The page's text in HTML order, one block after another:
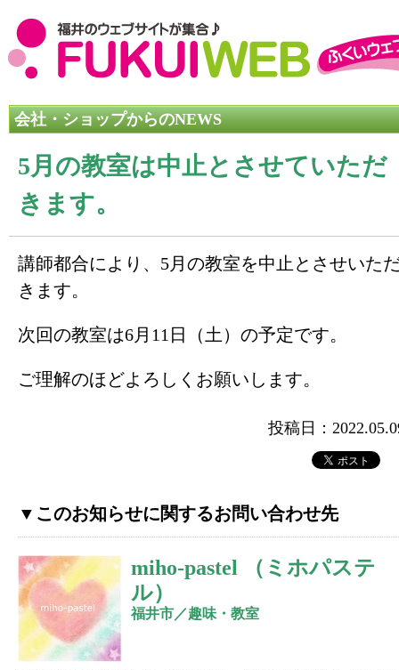
会社・ショップからのNEWS
5月の教室は中止とさせていただ
きます。
講師都合により、5月の教室を中止とさせいた
きます。
次回の教室は6月11日（土）の予定です。
ご理解のほどよろしくお願いします。
投稿日：
▼このお知らせに関するお問い合わせ先
miho-pastel （ミホパステ
ル）
福井市／趣味・教室